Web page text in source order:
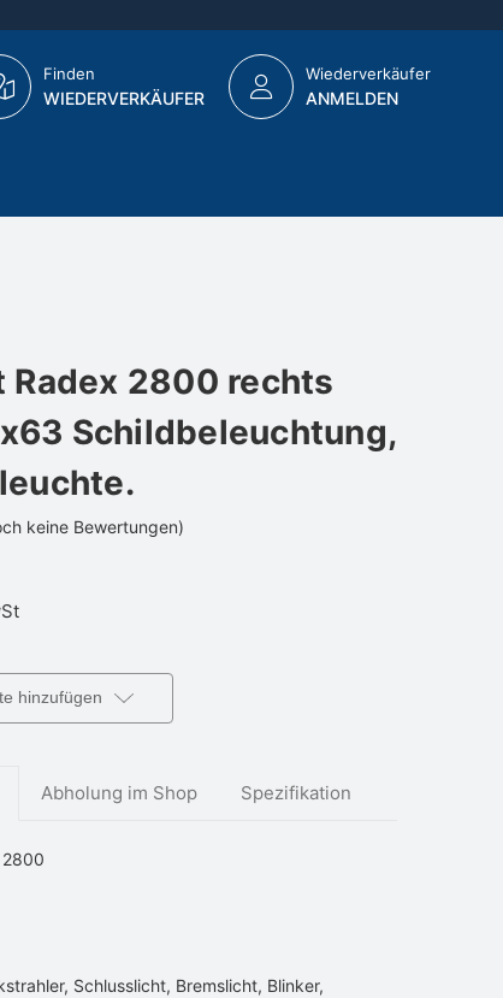
Finden
WIEDERVERKÄUFER
Wiederverkäufer
ANMELDEN
Radex 2800 rechts
Schildbeleuchtung,
keine Bewertungen)
hinzufügen
Abholung im Shop Spezifikation
2800
Schlusslicht, Bremslicht, Blinker,